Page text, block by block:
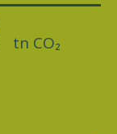
tn CO₂